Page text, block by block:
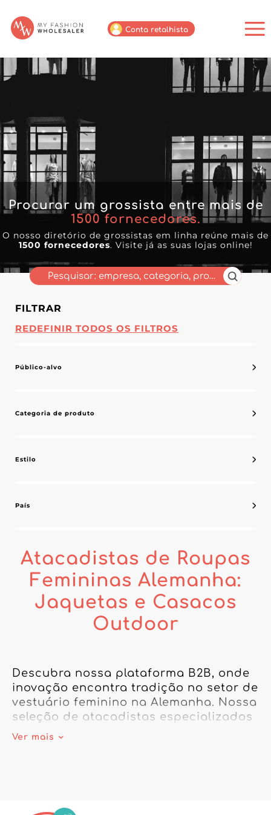
Conta retalhista
Procurar um grossista entre mais de
1500 fornecedores.
O nosso diretório de grossistas em linha reúne mais de
1500 fornecedores. Visite já as suas lojas online!
FILTRAR
REDEFINIR TODOS OS FILTROS
Público-alvo
Categoria de produto
Estilo
País
Atacadistas de Roupas
Femininas Alemanha:
Jaquetas e Casacos
Outdoor
Descubra nossa plataforma B2B, onde
inovação encontra tradição no setor de
vestuário feminino na Alemanha. Nossa
seleção de atacadistas especializados
oferece acesso direto a uma variedade
Ver mais